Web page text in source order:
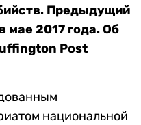
Предыдущий
мае 2017 года. Об
Post
национальной